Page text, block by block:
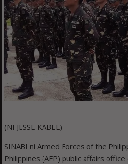
(NI JESSE KABEL)
SINABI ni Armed Forces of the
Philippines (AFP) public affairs